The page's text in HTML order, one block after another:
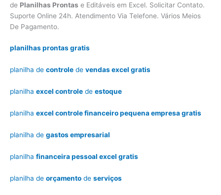
de Planilhas Prontas e Editáveis em Excel. Solicitar Contato.
Suporte Online 24h. Atendimento Via Telefone. Vários Meios
De Pagamento.
planilhas prontas gratis
planilha de controle de vendas excel gratis
planilha excel controle de estoque
planilha excel controle financeiro pequena empresa gratis
planilha de gastos empresarial
planilha financeira pessoal excel gratis
planilha de orçamento de serviços